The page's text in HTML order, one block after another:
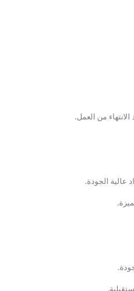
من العمل.
عالية الجودة.